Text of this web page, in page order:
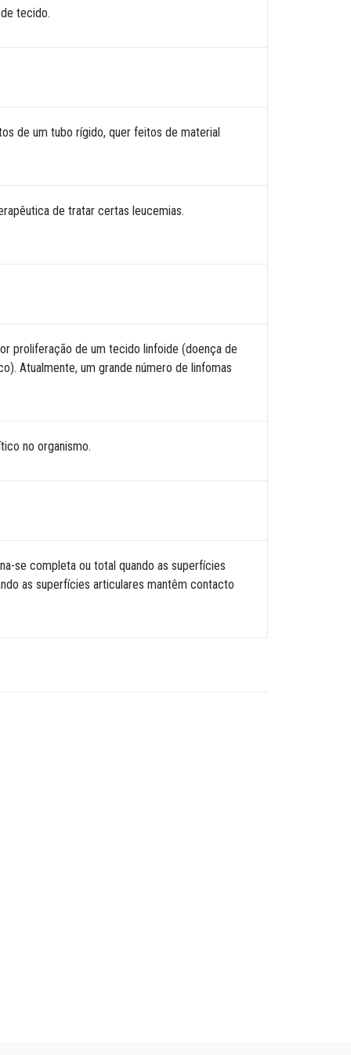
tecido.
de um tubo rígido, quer feitos de material
de tratar certas leucemias.
proliferação de um tecido linfoide (doença de
Atualmente, um grande número de linfomas
no organismo.
se completa ou total quando as superfícies
as superfícies articulares mantêm contacto